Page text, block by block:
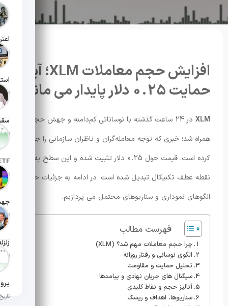
تاریخ
تاریخ
تاریخ
تاریخ
تاریخ
تاریخ
تاریخ
افزایش حجم معاملات XLM؛ آیا
حمایت 0.25 دلار پایدار می ماند؟
XLM
در 24 ساعت گذشته با نوساناتی کم‌دامنه و جهش حجم
همراه شد؛ خبری که توجه معامله‌گران و ناظران سازمانی را جلب
کرده است. قیمت حول 0.25 دلار تثبیت شده و این سطح به یک
نقطه عطف تکنیکال تبدیل شده است. در ادامه به جزئیات حجم،
الگوهای نموداری و سناریوهای محتمل می پردازیم.
فهرست مطالب
چرا حجم معاملات مهم شد؟ (XLM)
الگوی نوسانی و رفتار روزانه
تحلیل حمایت و مقاومت
سیگنال های جریان نهادی و پیامدها
آنالیز حجم و نقاط کلیدی
سناریوها، اهداف و ریسک